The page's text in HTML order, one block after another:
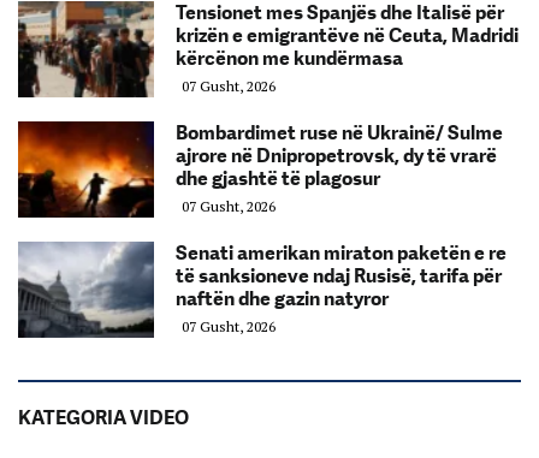
Tensionet mes Spanjës dhe Italisë për
krizën e emigrantëve në Ceuta, Madridi
kërcënon me kundërmasa
07 Gusht, 2026
Bombardimet ruse në Ukrainë/ Sulme
ajrore në Dnipropetrovsk, dy të vrarë
dhe gjashtë të plagosur
07 Gusht, 2026
Senati amerikan miraton paketën e re
të sanksioneve ndaj Rusisë, tarifa për
naftën dhe gazin natyror
07 Gusht, 2026
KATEGORIA VIDEO